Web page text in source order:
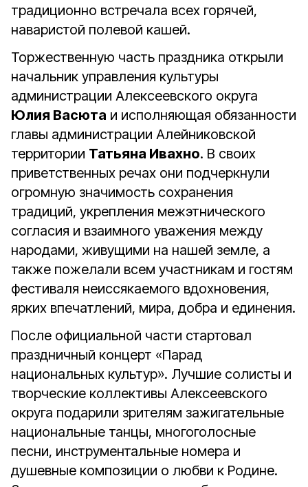
традиционно встречала всех горячей,
наваристой полевой кашей.
Торжественную часть праздника открыли
начальник управления культуры
администрации Алексеевского округа
Юлия Васюта и исполняющая обязанности
главы администрации Алейниковской
территории Татьяна Ивахно. В своих
приветственных речах они подчеркнули
огромную значимость сохранения
традиций, укрепления межэтнического
согласия и взаимного уважения между
народами, живущими на нашей земле, а
также пожелали всем участникам и гостям
фестиваля неиссякаемого вдохновения,
ярких впечатлений, мира, добра и единения.
После официальной части стартовал
праздничный концерт «Парад
национальных культур». Лучшие солисты и
творческие коллективы Алексеевского
округа подарили зрителям зажигательные
национальные танцы, многоголосные
песни, инструментальные номера и
душевные композиции о любви к Родине.